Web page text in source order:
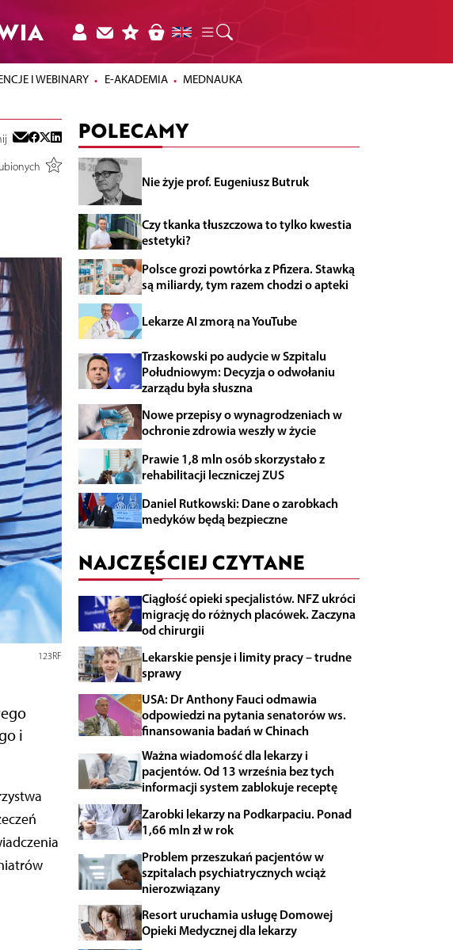
I WEBINARY E-AKADEMIA MEDNAUKA
123RF
i
POLECAMY
Nie żyje prof. Eugeniusz Butruk
Czy tkanka tłuszczowa to tylko kwestia
estetyki?
Polsce grozi powtórka z Pfizera. Stawką
są miliardy, tym razem chodzi o apteki
Lekarze AI zmorą na YouTube
Trzaskowski po audycie w Szpitalu
Południowym: Decyzja o odwołaniu
zarządu była słuszna
Nowe przepisy o wynagrodzeniach w
ochronie zdrowia weszły w życie
Prawie 1,8 mln osób skorzystało z
rehabilitacji leczniczej ZUS
Daniel Rutkowski: Dane o zarobkach
medyków będą bezpieczne
NAJCZĘŚCIEJ CZYTANE
Ciągłość opieki specjalistów. NFZ ukróci
migrację do różnych placówek. Zaczyna
od chirurgii
Lekarskie pensje i limity pracy – trudne
sprawy
USA: Dr Anthony Fauci odmawia
odpowiedzi na pytania senatorów ws.
finansowania badań w Chinach
Ważna wiadomość dla lekarzy i
pacjentów. Od 13 września bez tych
informacji system zablokuje receptę
Zarobki lekarzy na Podkarpaciu. Ponad
1,66 mln zł w rok
Problem przeszukań pacjentów w
szpitalach psychiatrycznych wciąż
nierozwiązany
Resort uruchamia usługę Domowej
Opieki Medycznej dla lekarzy